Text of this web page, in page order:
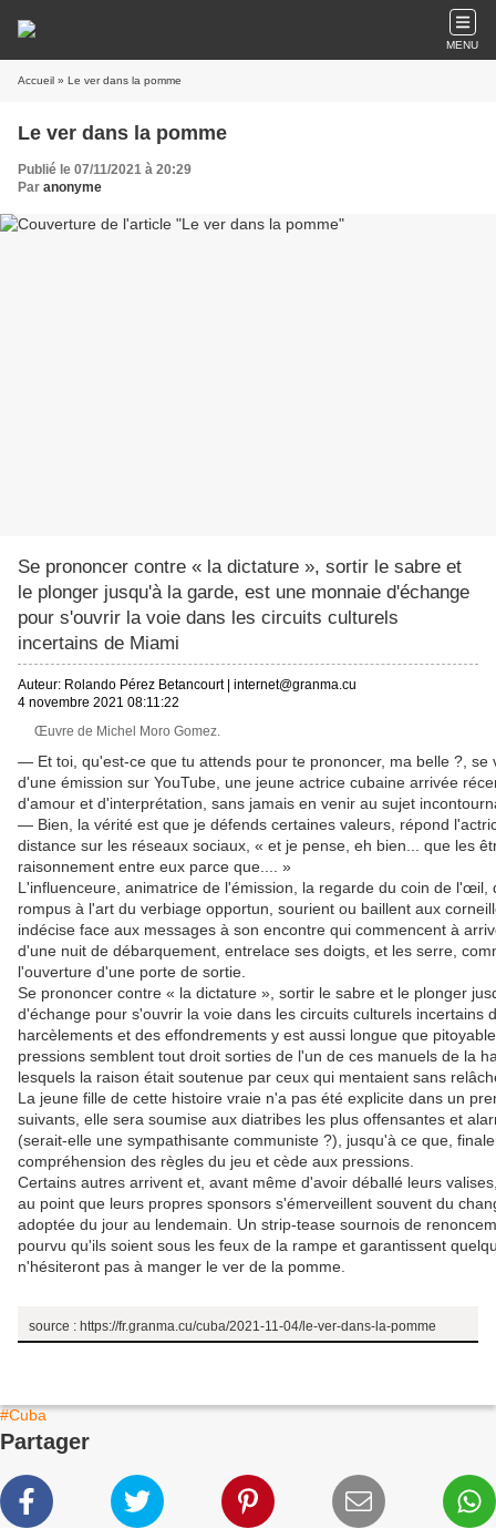
MENU
Accueil » Le ver dans la pomme
Le ver dans la pomme
Publié le 07/11/2021 à 20:29
Par anonyme
Se prononcer contre « la dictature », sortir le sabre et
le plonger jusqu'à la garde, est une monnaie d'échange
pour s'ouvrir la voie dans les circuits culturels
incertains de Miami
Auteur: Rolando Pérez Betancourt
internet@granma.cu
4 novembre 2021 08:11:22
Œuvre de Michel Moro Gomez.
— Et toi, qu'est-ce que tu attends pour te prononcer, ma belle ?, se
d'une émission sur YouTube, une jeune actrice cubaine arrivée
d'amour et d'interprétation, sans jamais en venir au sujet
— Bien, la vérité est que je défends certaines valeurs, répond
distance sur les réseaux sociaux, « et je pense, eh bien... que les
raisonnement entre eux parce que.... »
L'influenceure, animatrice de l'émission, la regarde du coin de l'œil,
rompus à l'art du verbiage opportun, sourient ou baillent aux
indécise face aux messages à son encontre qui commencent à
d'une nuit de débarquement, entrelace ses doigts, et les serre,
l'ouverture d'une porte de sortie.
Se prononcer contre « la dictature », sortir le sabre et le plonger
d'échange pour s'ouvrir la voie dans les circuits culturels incertains
harcèlements et des effondrements y est aussi longue que
pressions semblent tout droit sorties de l'un de ces manuels de la
lesquels la raison était soutenue par ceux qui mentaient sans
La jeune fille de cette histoire vraie n'a pas été explicite dans un
suivants, elle sera soumise aux diatribes les plus offensantes et
(serait-elle une sympathisante communiste ?), jusqu'à ce que,
compréhension des règles du jeu et cède aux pressions.
Certains autres arrivent et, avant même d'avoir déballé leurs
au point que leurs propres sponsors s'émerveillent souvent du
adoptée du jour au lendemain. Un strip-tease sournois de
pourvu qu'ils soient sous les feux de la rampe et garantissent
n'hésiteront pas à manger le ver de la pomme.
source : https://fr.granma.cu/cuba/2021-11-04/le-ver-dans-la-pomme
#Cuba
Partager